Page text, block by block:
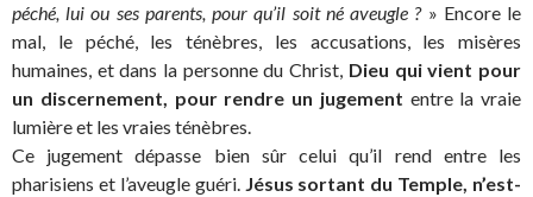
péché, lui ou ses parents, pour qu’il soit né aveugle ?» Encore le
mal, le péché, les ténèbres, les accusations, les misères
humaines, et dans la personne du Christ, Dieu qui vient pour
un discernement, pour rendre un jugement entre la vraie
lumière et les vraies ténèbres.
Ce jugement dépasse bien sûr celui qu’il rend entre les
pharisiens et l’aveugle guéri. Jésus sortant du Temple, n’est-